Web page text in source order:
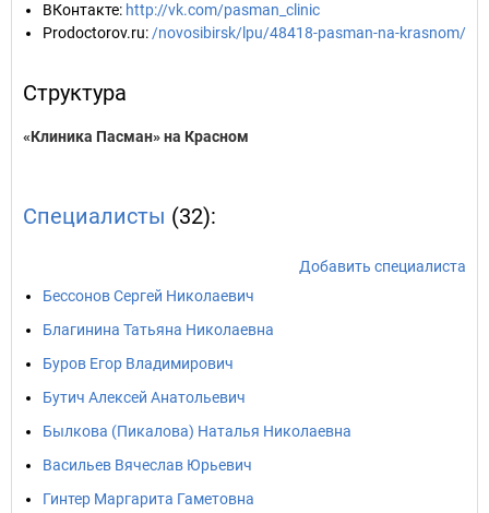
ВКонтакте: http://vk.com/pasman_clinic
Prodoctorov.ru: /novosibirsk/lpu/48418-pasman-na-krasnom/
Структура
«Клиника Пасман» на Красном
Специалисты (32):
Добавить специалиста
Бессонов Сергей Николаевич
Благинина Татьяна Николаевна
Буров Егор Владимирович
Бутич Алексей Анатольевич
Былкова (Пикалова) Наталья Николаевна
Васильев Вячеслав Юрьевич
Гинтер Маргарита Гаметовна